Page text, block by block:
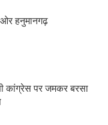
ओर हनुमानगढ़
कांग्रेस पर जमकर बरसा